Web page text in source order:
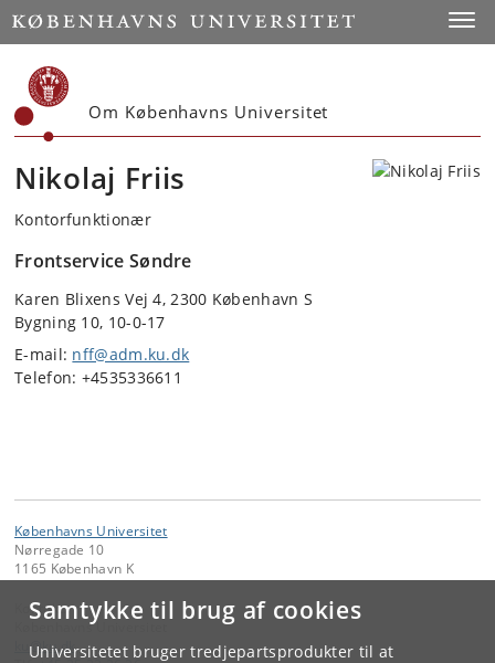
Samtykke til brug af cookies
Universitetet bruger tredjepartsprodukter til at
Start
Om Københavns Universitet
Nikolaj Friis
Kontorfunktionær
Frontservice Søndre
Karen Blixens Vej 4, 2300 København S
Bygning 10, 10-0-17
E-mail: nff@adm.ku.dk
Telefon: +4535336611
Københavns Universitet
Nørregade 10
1165 København K
Kontakt:
Københavns Universitet
@ku.dk